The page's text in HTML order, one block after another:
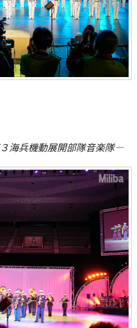
海兵機動展開部隊音楽隊―